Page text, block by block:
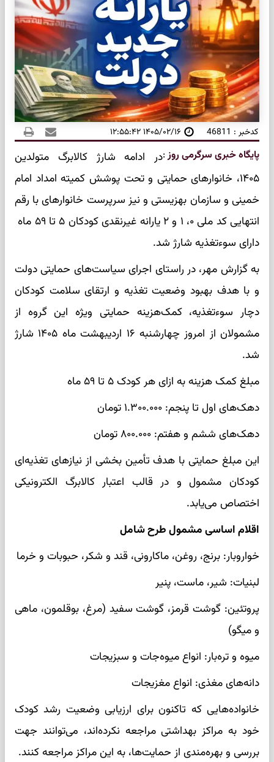
کدخبر : 46811 ۱۴۰۵/۰۲/۱۶ ۱۲:۵۵:۴۲
پایگاه خبری سرگرمی روز:در ادامه شارژ کالابرگ متولدین
۱۴۰۵، خانوارهای حمایتی و تحت پوشش کمیته امداد امام
خمینی و سازمان بهزیستی و نیز سرپرست خانوارهای با رقم
انتهایی کد ملی ۰، ۱ و ۲ یارانه غیرنقدی کودکان ۵ تا ۵۹ ماه
دارای سوءتغذیه شارژ شد.
به گزارش مهر، در راستای اجرای سیاست‌های حمایتی دولت
و با هدف بهبود وضعیت تغذیه و ارتقای سلامت کودکان
دچار سوءتغذیه، کمک‌هزینه حمایتی ویژه این گروه از
مشمولان از امروز چهارشنبه ۱۶ اردیبهشت ماه ۱۴۰۵ شارژ
شد.
مبلغ کمک ‌هزینه به ازای هر کودک ۵ تا ۵۹ ماه
دهک‌های اول تا پنجم: ۱.۳۰۰.۰۰۰ تومان
دهک‌های ششم و هفتم: ۸۰۰.۰۰۰ تومان
این مبلغ حمایتی با هدف تأمین بخشی از نیازهای تغذیه‌ای
کودکان مشمول و در قالب اعتبار کالابرگ الکترونیکی
اختصاص می‌یابد.
اقلام اساسی مشمول طرح شامل
خواروبار: برنج، روغن، ماکارونی، قند و شکر، حبوبات و خرما
لبنیات: شیر، ماست، پنیر
پروتئین: گوشت قرمز، گوشت سفید (مرغ، بوقلمون، ماهی
و میگو)
میوه و تره‌بار: انواع میوه‌جات و سبزیجات
دانه‌های مغذی: انواع مغزیجات
خانواده‌هایی که تاکنون برای ارزیابی وضعیت رشد کودک
خود به مراکز بهداشتی مراجعه نکرده‌اند، می‌توانند جهت
بررسی و بهره‌مندی از حمایت‌ها، به این مراکز مراجعه کنند.